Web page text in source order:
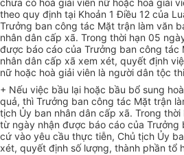
chưa có hoà giải viên nữ hoặc hoà giải
theo quy định tại Khoản 1 Điều 12 của
Trưởng ban công tác Mặt trận làm văn
nhân dân cấp xã. Trong thời hạn 05
được báo cáo của Trưởng ban công tác
nhân dân cấp xã xem xét, quyết định
nữ hoặc hoà giải viên là người dân tộc
+ Nếu việc bầu lại hoặc bầu bổ sung
quả, thì Trưởng ban công tác Mặt trận
tịch Ủy ban nhân dân cấp xã. Trong
từ ngày nhận được báo cáo của Trưởng
cứ vào yêu cầu thực tiễn, Chủ tịch Ủy
xét, quyết định số lượng, thành phần tổ